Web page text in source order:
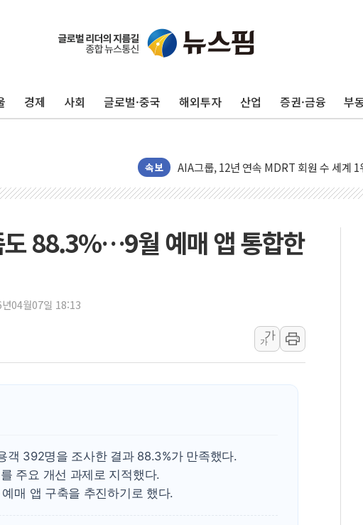
경제 사회 글로벌·중국 해외투자 산업 증권·금융 부
속보
지방공기업 경영평가, 서울농수산식품
"35초마다 중국과 통신"...美보안기업, 중
한병도 "막말 정치를 좌시하지 않겠다"
AIA그룹, 12년 연속 MDRT 회원 수 세계
[컨콜] 네이버, 멤버십 연계 배송 혜택 강
[특징주] 포스코퓨처엠, LFP 장기공급 합의
HDC랩스, 'BUILD CON SUMMIT 2026'
[컨콜] 네이버, "엔비디아와 공고한 파트너
美공화, 韓 '개정 정통망법'에 항의 서한…"
최영근 한국전광 대표, ESG경영대상 환
도 88.3%…9월 예매 앱 통합한
04월07일 18:13
가
가
객 392명을 조사한 결과 88.3%가 만족했다.
주요 개선 과제로 지적했다.
매 앱 구축을 추진하기로 했다.